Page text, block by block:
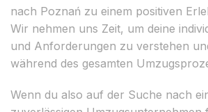
nach Poznań zu einem positiven
Wir nehmen uns Zeit, um deine
und Anforderungen zu verstehen
während des gesamten
Wenn du also auf der Suche nach